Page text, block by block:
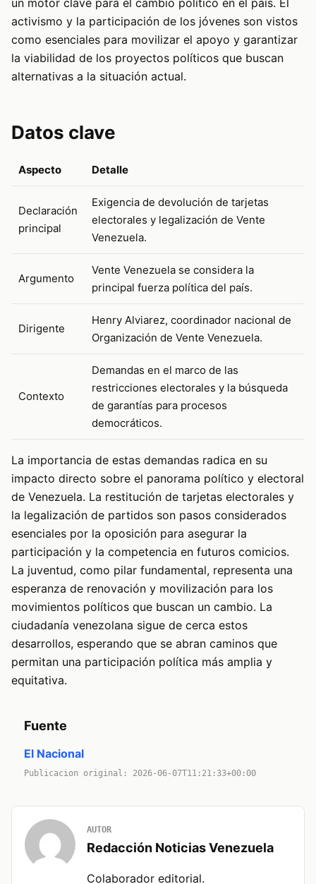
activismo y la participación de los jóvenes son vistos
como esenciales para movilizar el apoyo y garantizar
la viabilidad de los proyectos políticos que buscan
alternativas a la situación actual.
Datos clave
Aspecto Detalle
Declaración
principal
Exigencia de devolución de tarjetas
electorales y legalización de Vente
Venezuela.
Argumento
Vente Venezuela se considera la
principal fuerza política del país.
Dirigente
Henry Alviarez, coordinador nacional de
Organización de Vente Venezuela.
Contexto
Demandas en el marco de las
restricciones electorales y la búsqueda
de garantías para procesos
democráticos.
La importancia de estas demandas radica en su
impacto directo sobre el panorama político y electoral
de Venezuela. La restitución de tarjetas electorales y
la legalización de partidos son pasos considerados
esenciales por la oposición para asegurar la
participación y la competencia en futuros comicios.
La juventud, como pilar fundamental, representa una
esperanza de renovación y movilización para los
movimientos políticos que buscan un cambio. La
ciudadanía venezolana sigue de cerca estos
desarrollos, esperando que se abran caminos que
permitan una participación política más amplia y
equitativa.
Fuente
El Nacional
Publicacion original: 2026-06-07T11:21:33+00:00
AUTOR
Redacción Noticias Venezuela
Colaborador editorial.